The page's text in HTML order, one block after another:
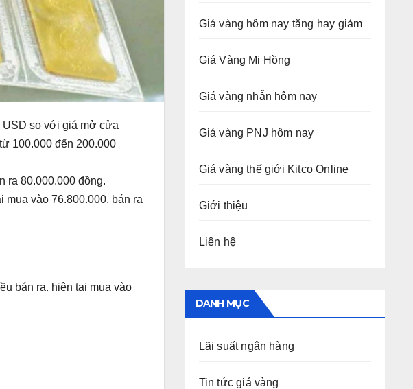
USD so với giá mở cửa
100.000 đến 200.000
ra 80.000.000 đồng.
mua vào 76.800.000, bán ra
bán ra. hiện tại mua vào
Giá vàng hôm nay tăng hay giảm
Giá Vàng Mi Hồng
Giá vàng nhẫn hôm nay
Giá vàng PNJ hôm nay
Giá vàng thế giới Kitco Online
Giới thiệu
Liên hệ
DANH MỤC
Lãi suất ngân hàng
Tin tức giá vàng